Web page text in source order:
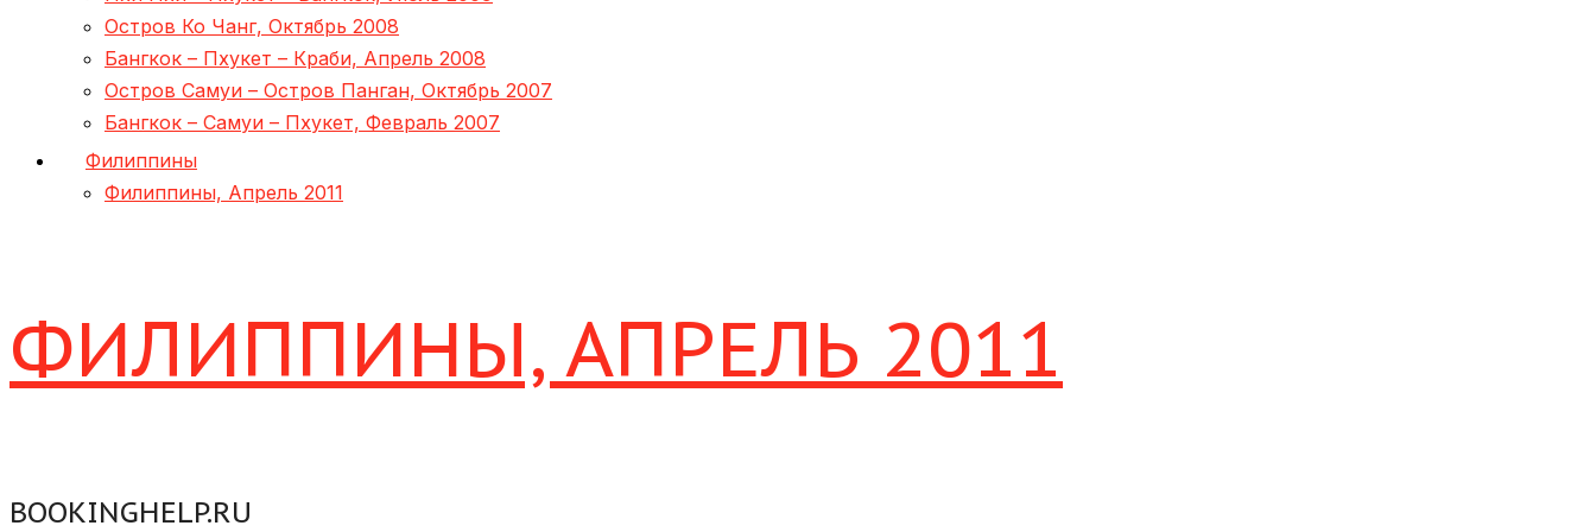
Остров Ко Чанг, Октябрь 2008
Бангкок – Пхукет – Краби, Апрель 2008
Остров Самуи – Остров Панган, Октябрь 2007
Бангкок – Самуи – Пхукет, Февраль 2007
Филиппины
Филиппины, Апрель 2011
ФИЛИППИНЫ, АПРЕЛЬ 2011
BOOKINGHELP.RU